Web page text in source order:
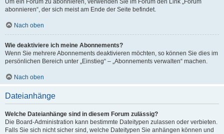
Um ein Forum zu abonnieren, verwenden Sie im Forum den Link „Forum
abonnieren“, der sich meist am Ende der Seite befindet.
Nach oben
Wie deaktiviere ich meine Abonnements?
Wenn Sie mehrere Abonnements deaktivieren möchten, so können Sie dies im
persönlichen Bereich unter „Einstieg“ – „Abonnements verwalten“ machen.
Nach oben
Dateianhänge
Welche Dateianhänge sind in diesem Forum zulässig?
Die Board-Administration kann bestimmte Dateitypen zulassen oder verbieten.
Falls Sie sich nicht sicher sind, welche Dateitypen Sie anhängen können und